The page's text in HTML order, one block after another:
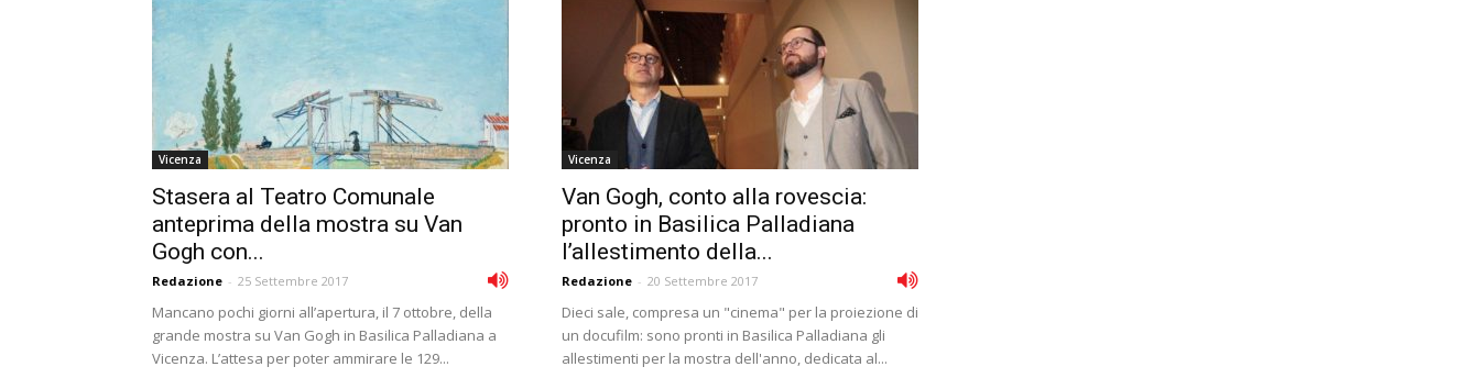
Vicenza
Stasera al Teatro Comunale
anteprima della mostra su Van
Gogh con...
Redazione - 25 Settembre 2017
Mancano pochi giorni all’apertura, il 7 ottobre, della
grande mostra su Van Gogh in Basilica Palladiana a
Vicenza. L’attesa per poter ammirare le 129...
Vicenza
Van Gogh, conto alla rovescia:
pronto in Basilica Palladiana
l’allestimento della...
Redazione - 20 Settembre 2017
Dieci sale, compresa un "cinema" per la proiezione di
un docufilm: sono pronti in Basilica Palladiana gli
allestimenti per la mostra dell'anno, dedicata al...